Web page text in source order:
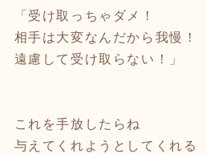
「受け取っちゃダメ！
相手は大変なんだから我慢！
遠慮して受け取らない！」
これを手放したらね
与えてくれようとしてくれる